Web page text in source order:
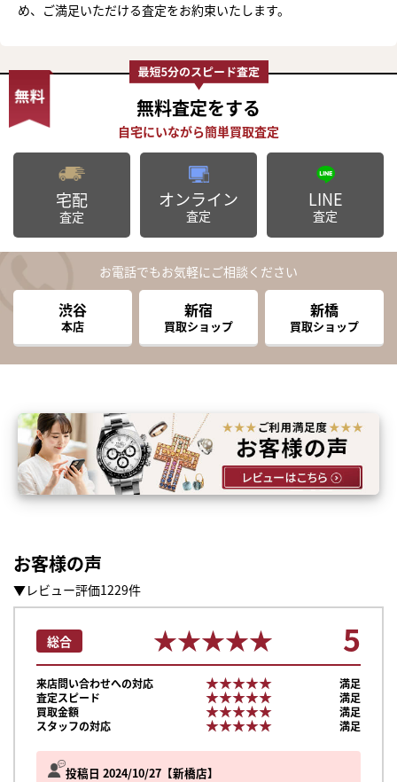
め、ご満足いただける査定をお約束いたします。
無料査定をする
宅配
査定
オンライン
査定
LINE
査定
お電話でもお気軽にご相談ください
渋谷
本店
新宿
買取ショップ
新橋
買取ショップ
お客様の声
▼レビュー評価1229件
投稿日 2024/10/27 新橋店
総合 ★★★★★
★★★★★ 5
来店問い合わせへの対応 ★★★★★
★★★★★
満足
査定スピード
★★★★★
★★★★★
満足
買取金額
★★★★★
★★★★★
満足
スタッフの対応
★★★★★
★★★★★ 満足